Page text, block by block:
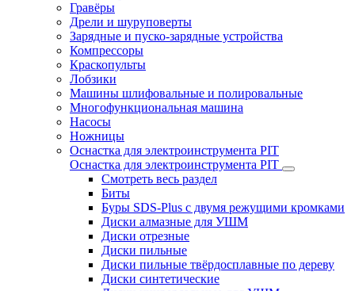
Гравёры
Дрели и шуруповерты
Зарядные и пуско-зарядные устройства
Компрессоры
Краскопульты
Лобзики
Машины шлифовальные и полировальные
Многофункциональная машина
Насосы
Ножницы
Оснастка для электроинструмента PIT
Оснастка для электроинструмента PIT
Смотреть весь раздел
Биты
Буры SDS-Plus c двумя режущими кромками
Диски алмазные для УШМ
Диски отрезные
Диски пильные
Диски пильные твёрдосплавные по дереву
Диски синтетические